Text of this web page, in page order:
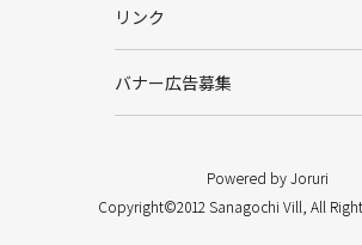
リンク
バナー広告募集
Powered by Joruri
Copyright©2012 Sanagochi Vill, All